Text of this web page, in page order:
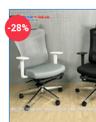
-28%